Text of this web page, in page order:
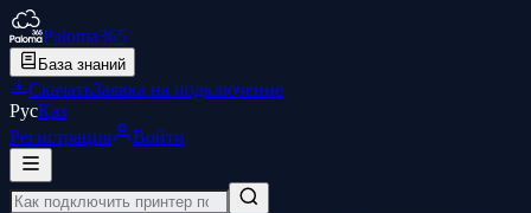
Paloma365
База знаний
СкачатьЗаявка на подключение
РусҚаз
Регистрация
Войти